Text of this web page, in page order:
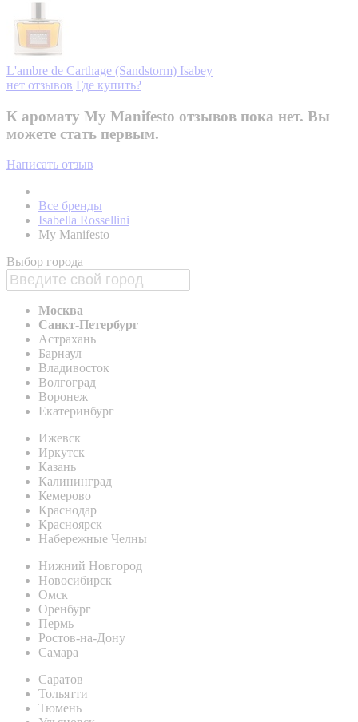
L'ambre de Carthage (Sandstorm) Isabey
нет отзывов Где купить?
К аромату My Manifesto отзывов пока нет. Вы
можете стать первым.
Написать отзыв
Все бренды
Isabella Rossellini
My Manifesto
Выбор города
Москва
Санкт-Петербург
Астрахань
Барнаул
Владивосток
Волгоград
Воронеж
Екатеринбург
Ижевск
Иркутск
Казань
Калининград
Кемерово
Краснодар
Красноярск
Набережные Челны
Нижний Новгород
Новосибирск
Омск
Оренбург
Пермь
Ростов-на-Дону
Самара
Саратов
Тольятти
Тюмень